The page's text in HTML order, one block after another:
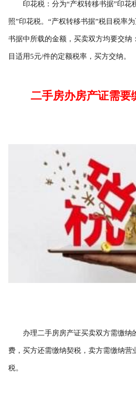
印花税：分为“产权转移书据”印花
照”印花税。“产权转移书据”税目税率
书据中所载的金额，买卖双方均要交纳
目适用5元/件的定额税率，买方交纳。
二手房办房产证需要
办理二手房房产证买卖双方需缴纳
费，买方还需缴纳契税，卖方需缴纳营
税。